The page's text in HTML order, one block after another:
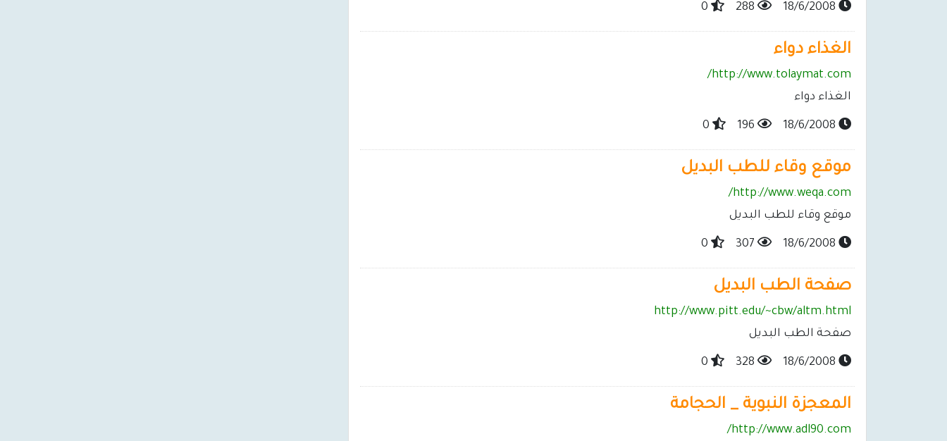
الغذاء دواء
http://www.tolaymat.com/
الغذاء دواء
موقع وقاء للطب البديل
http://www.weqa.com/
موقع وقاء للطب البديل
صفحة الطب البديل
http://www.pitt.edu/~cbw/altm.html
صفحة الطب البديل
المعجزة النبوية _ الحجامة
http://www.adl90.com/